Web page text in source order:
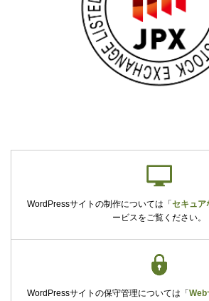
WordPressサイトの制作については 「 セキュア
ービスをご覧ください。
WordPressサイトの保守管理については 「 Web